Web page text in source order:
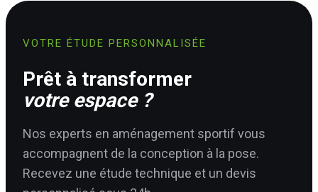
VOTRE ÉTUDE PERSONNALISÉE
Prêt à transformer
votre espace ?
Nos experts en aménagement sportif vous
accompagnent de la conception à la pose.
Recevez une étude technique et un devis